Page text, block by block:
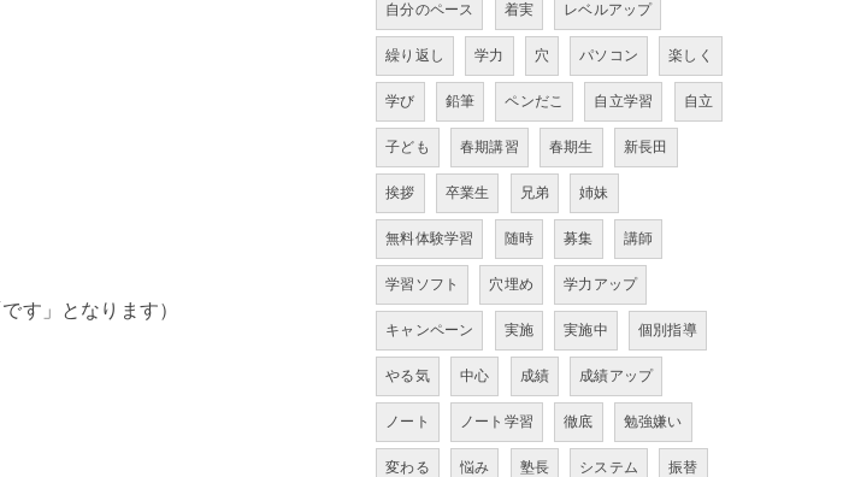
す」となります）
自分のペース 着実 レベルアップ
繰り返し 学力 穴 パソコン 楽しく
学び 鉛筆 ペンだこ 自立学習 自立
子ども 春期講習 春期生 新長田
挨拶 卒業生 兄弟 姉妹
無料体験学習 随時 募集 講師
学習ソフト 穴埋め 学力アップ
キャンペーン 実施 実施中 個別指導
やる気 中心 成績 成績アップ
ノート ノート学習 徹底 勉強嫌い
変わる 悩み 塾長 システム 振替